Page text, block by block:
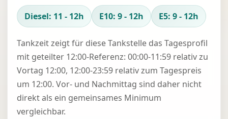
Diesel: 11 - 12h E10: 9 - 12h E5: 9 - 12h
Tankzeit zeigt für diese Tankstelle das Tagesprofil
mit geteilter 12:00-Referenz: 00:00-11:59 relativ zu
Vortag 12:00, 12:00-23:59 relativ zum Tagespreis
um 12:00. Vor- und Nachmittag sind daher nicht
direkt als ein gemeinsames Minimum
vergleichbar.